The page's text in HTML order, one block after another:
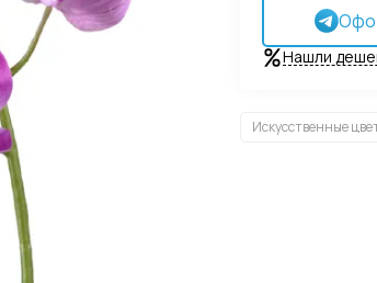
Нашли
Искусственные